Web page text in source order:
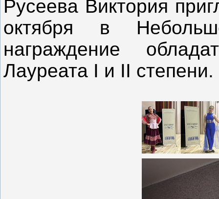
Русеева Виктория
октября в
награждение
Лауреата I и II степени.